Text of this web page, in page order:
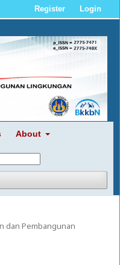
About
Register Login
dan Pembangunan